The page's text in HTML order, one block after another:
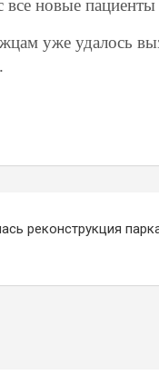
все новые
уже удалось
реконструкция